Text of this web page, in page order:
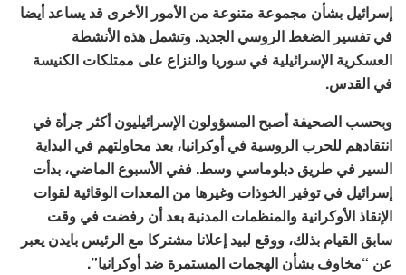
إسرائيل بشأن مجموعة متنوعة من الأمور الأخرى قد يساعد أيضا
في تفسير الضغط الروسي الجديد. وتشمل هذه الأنشطة
العسكرية الإسرائيلية في سوريا والنزاع على ممتلكات الكنيسة
في القدس.
وبحسب الصحيفة أصبح المسؤولون الإسرائيليون أكثر جرأة في
انتقادهم للحرب الروسية في أوكرانيا، بعد محاولتهم في البداية
السير في طريق دبلوماسي وسط. ففي الأسبوع الماضي، بدأت
إسرائيل في توفير الخوذات وغيرها من المعدات الوقائية لقوات
الإنقاذ الأوكرانية والمنظمات المدنية بعد أن رفضت في وقت
سابق القيام بذلك، ووقع لبيد إعلانا مشتركا مع الرئيس بايدن يعبر
عن “مخاوف بشأن الهجمات المستمرة ضد أوكرانيا”.